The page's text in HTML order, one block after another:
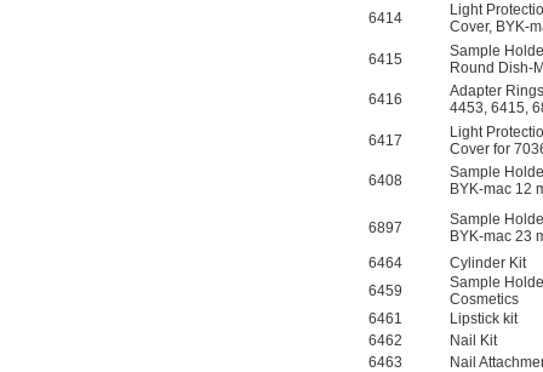
6414
Light
Cover, BYK-
6415
Sample
Round Dish-
6416
Adapter
4453, 6415,
6417
Light
Cover for
6408
Sample
BYK-mac 12
6897
Sample
BYK-mac 23
6464
Cylinder Kit
6459
Sample
Cosmetics
6461
Lipstick kit
6462
Nail Kit
6463
Nail